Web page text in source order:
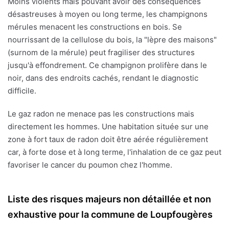
désastreuses à moyen ou long terme, les champignons
mérules menacent les constructions en bois. Se
nourrissant de la cellulose du bois, la "lèpre des maisons"
(surnom de la mérule) peut fragiliser des structures
jusqu'à effondrement. Ce champignon prolifère dans le
noir, dans des endroits cachés, rendant le diagnostic
difficile.
Le gaz radon ne menace pas les constructions mais
directement les hommes. Une habitation située sur une
zone à fort taux de radon doit être aérée régulièrement
car, à forte dose et à long terme, l'inhalation de ce gaz peut
favoriser le cancer du poumon chez l'homme.
Liste des risques majeurs non détaillée et non
exhaustive pour la commune de Loupfougères